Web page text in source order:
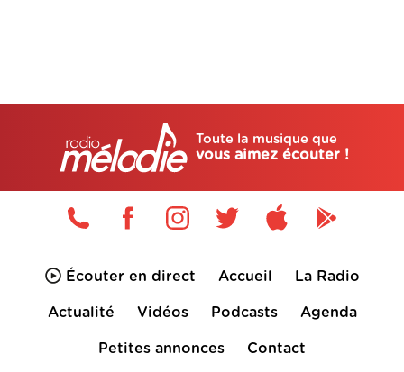
Toute la musique que
vous aimez écouter !
Écouter en direct Accueil La Radio
Actualité Vidéos Podcasts Agenda
Petites annonces Contact